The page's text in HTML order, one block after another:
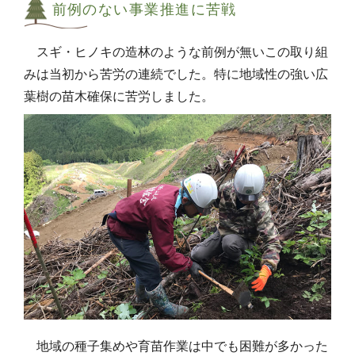
前例のない事業推進に苦戦
スギ・ヒノキの造林のような前例が無いこの取り組
みは当初から苦労の連続でした。特に地域性の強い広
葉樹の苗木確保に苦労しました。
地域の種子集めや育苗作業は中でも困難が多かった